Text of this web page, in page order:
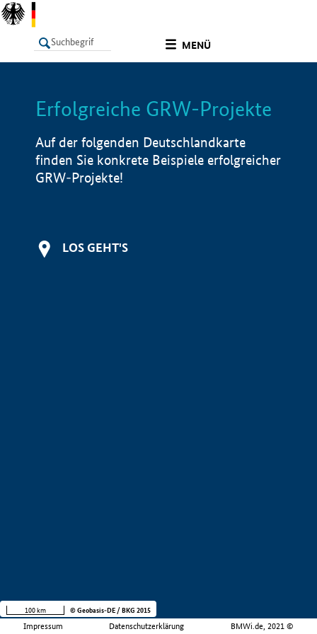
MENÜ
LISTE Info
Erfolgreiche GRW-Projekte
Auf der folgenden Deutschlandkarte
finden Sie konkrete Beispiele erfolgreicher
GRW-Projekte!
LOS GEHT'S
Impressum Datenschutzerklärung BMWi.de, 2021 ©
100 km © Geobasis-DE / BKG 2015